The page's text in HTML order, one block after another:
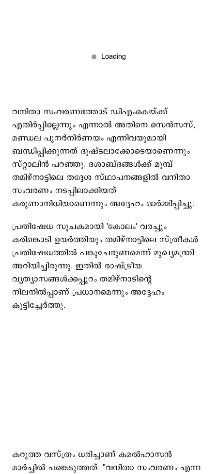
വനിതാ സംവരണത്തോട് ഡിഎംകെയ്ക്ക്
എതിർപ്പില്ലെന്നും എന്നാൽ അതിനെ സെൻസസ്,
മണ്ഡല പുനർനിർണയം എന്നിവയുമായി
ബന്ധിപ്പിക്കുന്നത് ദുഷ്ടലാക്കോടെയാണെന്നും
സ്റ്റാലിൻ പറഞ്ഞു. ദശാബ്ദങ്ങൾക്ക് മുമ്പ്
തമിഴ്‌നാട്ടിലെ തദ്ദേശ സ്ഥാപനങ്ങളിൽ വനിതാ
സംവരണം നടപ്പിലാക്കിയത്
കരുണാനിധിയാണെന്നും അദ്ദേഹം ഓർമ്മിപ്പിച്ചു.
പ്രതിഷേധ സൂചകമായി 'കോലം' വരച്ചും
കരിങ്കൊടി ഉയർത്തിയും തമിഴ്‌നാട്ടിലെ സ്ത്രീകൾ
പ്രതിഷേധത്തിൽ പങ്കുചേരുണമെന്ന് മുഖ്യമന്ത്രി
അറിയിച്ചിരുന്നു. ഇതിൽ രാഷ്ട്രീയ
വ്യത്യാസങ്ങൾക്കപ്പുറം തമിഴ്‌നാടിന്റെ
നിലനിൽപ്പാണ് പ്രധാനമെന്നും അദ്ദേഹം
കൂട്ടിച്ചേർത്തു.
കറുത്ത വസ്ത്രം ധരിച്ചാണ് കമൽഹാസൻ
മാർച്ചിൽ പങ്കെടുത്തത്. "വനിതാ സംവരണം എന്ന